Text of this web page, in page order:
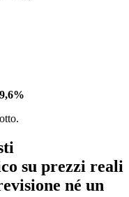
su prezzi reali
né un